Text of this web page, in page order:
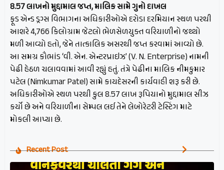
8.57 લાખનો મુદ્દામાલ જપ્ત, માલિક સામે ગુનો દાખલ
ફૂડ એન્ડ ડ્રગ્સ વિભાગના અધિકારીઓએ દરોડા દરમિયાન સ્થળ પરથી
આશરે 4,766 કિલોગ્રામ જેટલો ભેળસેળયુક્ત વરિયાળીનો જથ્થો
મળી આવ્યો હતો, જેને તાત્કાલિક અસરથી જપ્ત કરવામાં આવ્યો છે.
આ સમગ્ર કૌભાંડ ‘વી. એન. એન્ટરપ્રાઇઝ’ (V. N. Enterprise) નામની
પેઢી હેઠળ ચલાવવામાં આવી રહ્યું હતું. તંત્રે પેઢીના માલિક નીમકુમાર
પટેલ (Nimkumar Patel) સામે કાયદેસરની કાર્યવાહી શરૂ કરી છે.
અધિકારીઓએ સ્થળ પરથી કુલ 8.57 લાખ રૂપિયાનો મુદ્દામાલ સીઝ
કર્યો છે અને વરિયાળીના સેમ્પલ લઈ તેને લેબોરેટરી ટેસ્ટિંગ માટે
મોકલી આપ્યા છે.
Recent Post